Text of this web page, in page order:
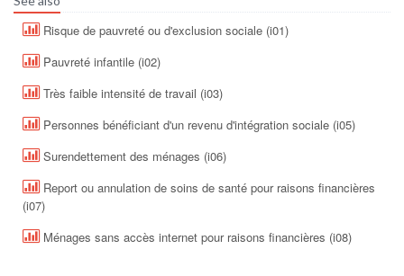
Risque de pauvreté ou d'exclusion sociale (i01)
Pauvreté infantile (i02)
Très faible intensité de travail (i03)
Personnes bénéficiant d'un revenu d'intégration sociale (i05)
Surendettement des ménages (i06)
Report ou annulation de soins de santé pour raisons financières
(i07)
Ménages sans accès internet pour raisons financières (i08)